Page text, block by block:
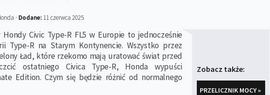
· Dodane: 11 czerwca 2025
Zobacz także:
PRZELICZNIK MOCY »
Hondy Civic Type-R FL5 w Europie to jednocześnie
Type-R na Starym Kontynencie. Wszystko przez
Ład, które rzekomo mają uratować świat przed
ostatniego Civica Type-R, Honda wypuści
Edition. Czym się będzie różnić od normalnego